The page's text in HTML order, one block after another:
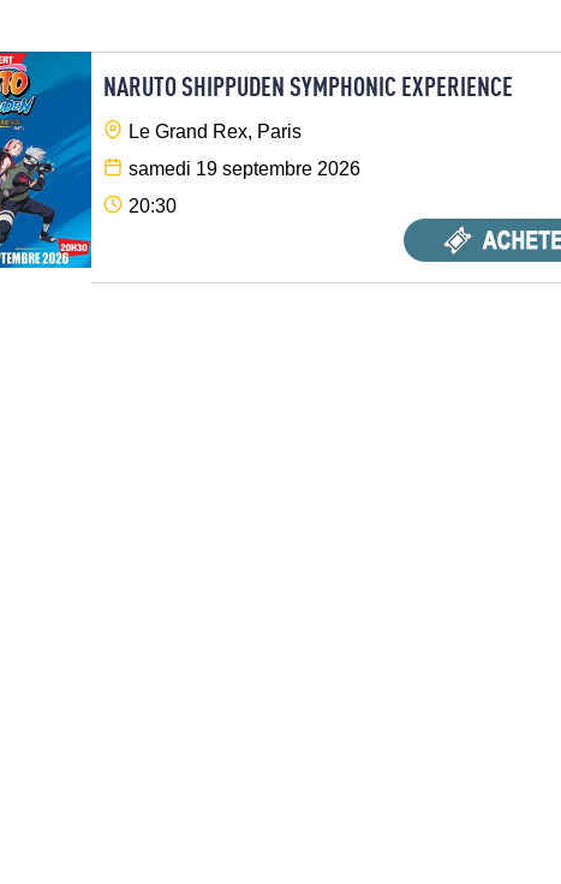
NARUTO SHIPPUDEN SYMPHONIC EXPERIENCE
Le Grand Rex, Paris
samedi 19 septembre 2026
20:30